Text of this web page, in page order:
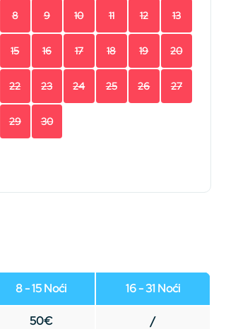
8 9 10 11 12 13
15 16 17 18 19 20
22 23 24 25 26 27
29 30
8 - 15 Noći 16 - 31 Noći
50€ /